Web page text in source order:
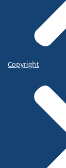
Copyright